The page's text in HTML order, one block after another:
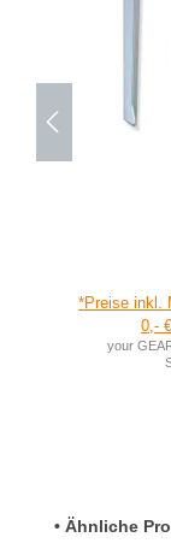
*Preise inkl.
0,-
your
Produktgalerie
• Ähnliche